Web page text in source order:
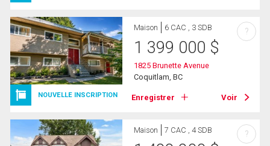
NOUVELLE INSCRIPTION
Maison 6 CAC , 3 SDB
1 399 000 $
1825 Brunette Avenue
Coquitlam, BC
Enregistrer Voir
?
Maison 7 CAC , 4 SDB ?